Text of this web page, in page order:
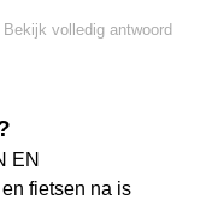
Bekijk volledig antwoord
EN
fietsen na is